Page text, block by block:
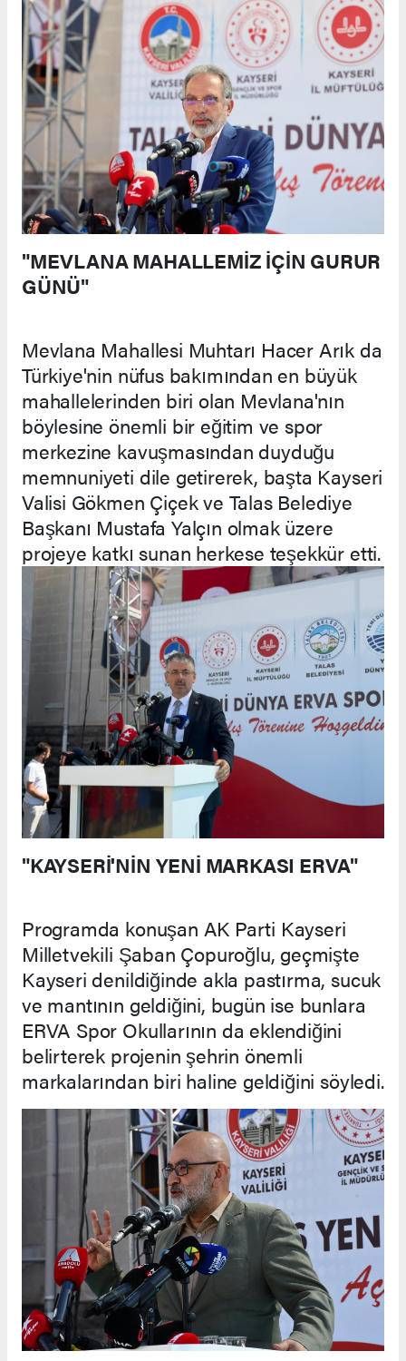
"MEVLANA MAHALLEMİZ İÇİN GURUR
GÜNÜ"
Mevlana Mahallesi Muhtarı Hacer Arık da
Türkiye'nin nüfus bakımından en büyük
mahallelerinden biri olan Mevlana'nın
böylesine önemli bir eğitim ve spor
merkezine kavuşmasından duyduğu
memnuniyeti dile getirerek, başta Kayseri
Valisi Gökmen Çiçek ve Talas Belediye
Başkanı Mustafa Yalçın olmak üzere
projeye katkı sunan herkese teşekkür etti.
"KAYSERİ'NİN YENİ MARKASI ERVA"
Programda konuşan AK Parti Kayseri
Milletvekili Şaban Çopuroğlu, geçmişte
Kayseri denildiğinde akla pastırma, sucuk
ve mantının geldiğini, bugün ise bunlara
ERVA Spor Okullarının da eklendiğini
belirterek projenin şehrin önemli
markalarından biri haline geldiğini söyledi.